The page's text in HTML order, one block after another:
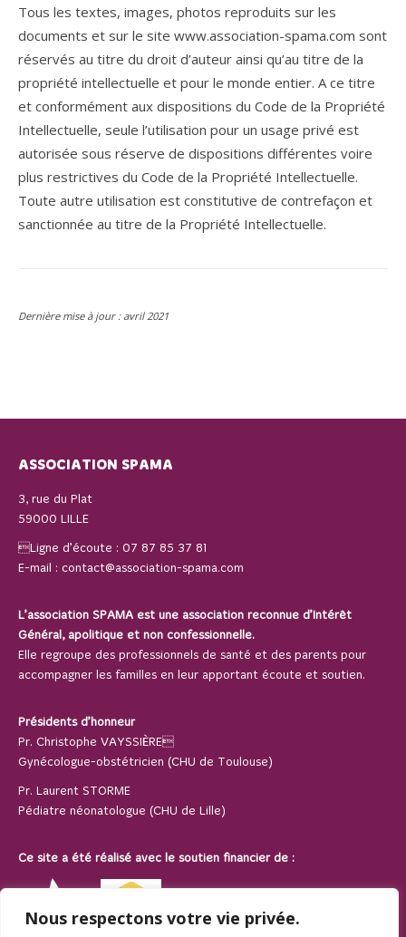
Nous respectons votre vie privée.
Tous les textes, images, photos reproduits sur les
documents et sur le site www.association-spama.com sont
réservés au titre du droit d’auteur ainsi qu’au titre de la
propriété intellectuelle et pour le monde entier. A ce titre
et conformément aux dispositions du Code de la Propriété
Intellectuelle, seule l’utilisation pour un usage privé est
autorisée sous réserve de dispositions différentes voire
plus restrictives du Code de la Propriété Intellectuelle.
Toute autre utilisation est constitutive de contrefaçon et
sanctionnée au titre de la Propriété Intellectuelle.
Dernière mise à jour : avril 2021
ASSOCIATION SPAMA
3, rue du Plat
59000 LILLE
Ligne d’écoute : 07 87 85 37 81
E-mail : contact@association-spama.com
L’association SPAMA est une association reconnue d’Intérêt
Général, apolitique et non confessionnelle.
Elle regroupe des professionnels de santé et des parents pour
accompagner les familles en leur apportant écoute et soutien.
Présidents d’honneur
Pr. Christophe VAYSSIÈRE
Gynécologue-obstétricien (CHU de Toulouse)
Pr. Laurent STORME
Pédiatre néonatologue (CHU de Lille)
Ce site a été réalisé avec le soutien financier de :